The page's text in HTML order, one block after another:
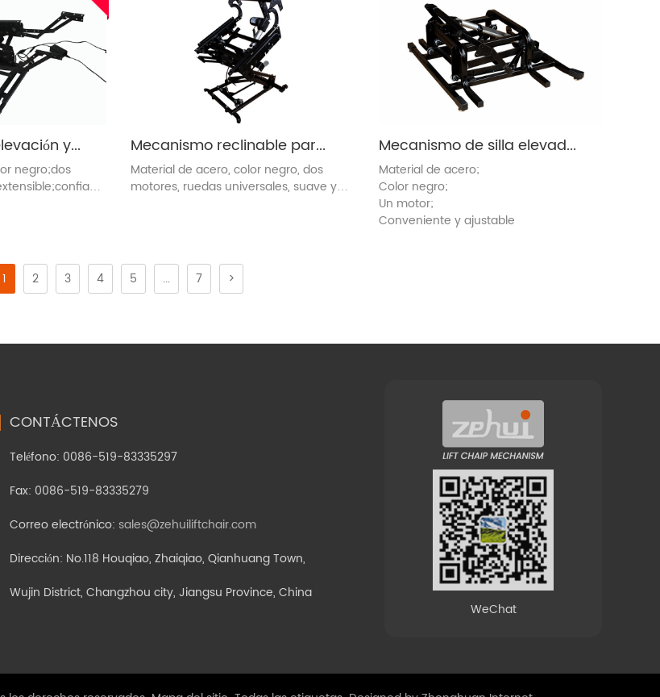
Mecanismo de elevación y reclinación eléctrica de silla (ZH8071-Q)
negro;dos
Mecanismo reclinable para sillón elevador (8071A)
Material de acero, color negro, dos
motores, ruedas universales, suave y
Mecanismo de silla elevadora (OEC5)
Material de acero;
Color negro;
Un motor;
Conveniente y ajustable
1 2 3 4 5 ... 7 >
CONTÁCTENOS
Teléfono: 0086-519-83335297
Fax: 0086-519-83335279
Correo electrónico:sales@zehuiliftchair.com
Dirección: No.118 Houqiao, Zhaiqiao, Qianhuang Town,
Wujin District, Changzhou city, Jiangsu Province, China
WeChat